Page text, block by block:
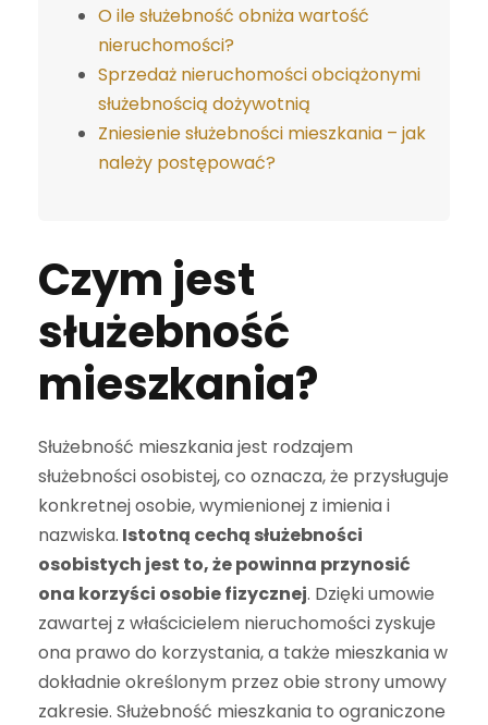
O ile służebność obniża wartość
nieruchomości?
Sprzedaż nieruchomości obciążonymi
służebnością dożywotnią
Zniesienie służebności mieszkania – jak
należy postępować?
Czym jest
służebność
mieszkania?
Służebność mieszkania jest rodzajem
służebności osobistej, co oznacza, że przysługuje
konkretnej osobie, wymienionej z imienia i
nazwiska. Istotną cechą służebności
osobistych jest to, że powinna przynosić
ona korzyści osobie fizycznej. Dzięki umowie
zawartej z właścicielem nieruchomości zyskuje
ona prawo do korzystania, a także mieszkania w
dokładnie określonym przez obie strony umowy
zakresie. Służebność mieszkania to ograniczone